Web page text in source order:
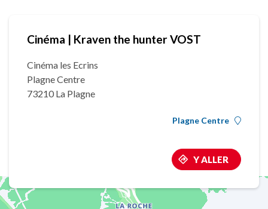
Cinéma | Kraven the hunter VOST
Cinéma les Ecrins
Plagne Centre
73210 La Plagne
Plagne Centre
Y ALLER